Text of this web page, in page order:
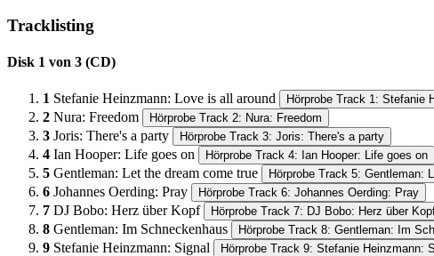
Tracklisting
Disk 1 von 3 (CD)
1 Stefanie Heinzmann: Love is all around Hörprobe Track 1: Stefanie
2 Nura: Freedom Hörprobe Track 2: Nura: Freedom
3 Joris: There's a party Hörprobe Track 3: Joris: There's a party
4 Ian Hooper: Life goes on Hörprobe Track 4: Ian Hooper: Life goes on
5 Gentleman: Let the dream come true Hörprobe Track 5: Gentleman:
6 Johannes Oerding: Pray Hörprobe Track 6: Johannes Oerding: Pray
7 DJ Bobo: Herz über Kopf Hörprobe Track 7: DJ Bobo: Herz über
8 Gentleman: Im Schneckenhaus Hörprobe Track 8: Gentleman: Im
9 Stefanie Heinzmann: Signal Hörprobe Track 9: Stefanie Heinzmann: